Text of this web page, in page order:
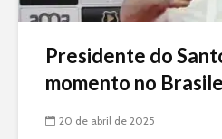
Presidente do
momento no
20 de abril de 2025